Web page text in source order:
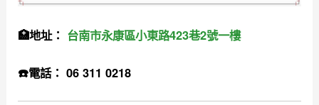
🏥地址： 台南市永康區小東路423巷2號一樓
☎️電話： 06 311 0218